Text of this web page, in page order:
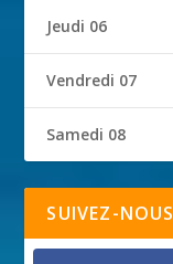
Jeudi 06
Vendredi 07
Samedi 08
SUIVEZ-NOUS